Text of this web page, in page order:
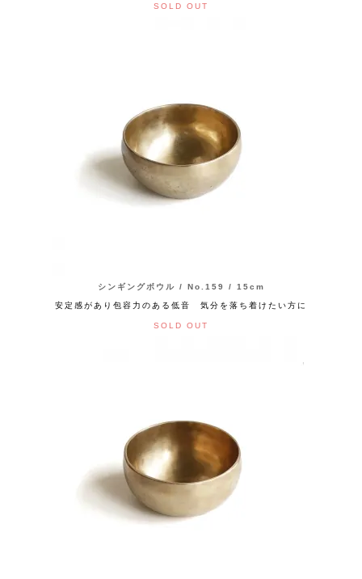
SOLD OUT
シンギングボウル / No.159 / 15cm
安定感があり包容力のある低音 気分を落ち着けたい方に
SOLD OUT